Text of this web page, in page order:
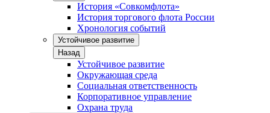
История «Совкомфлота»
История торгового флота России
Хронология событий
Устойчивое развитие
Назад
Устойчивое развитие
Окружающая среда
Социальная ответственность
Корпоративное управление
Охрана труда